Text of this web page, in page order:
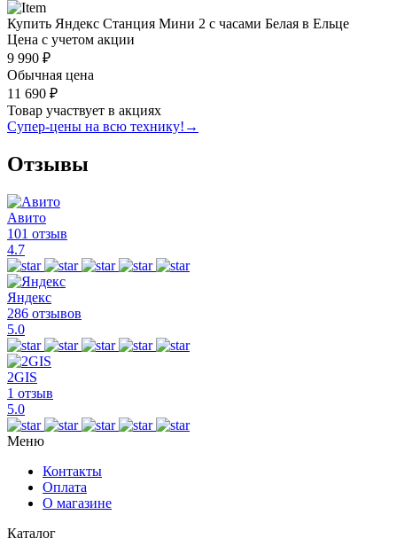
Купить Яндекс Станция Мини 2 с часами Белая в Ельце
Цена с учетом акции
9 990 ₽
Обычная цена
11 690 ₽
Товар участвует в акциях
Супер-цены на всю технику! →
Отзывы
Авито
101 отзыв
4.7
Яндекс
286 отзывов
5.0
2GIS
1 отзыв
5.0
Меню
Контакты
Оплата
О магазине
Каталог